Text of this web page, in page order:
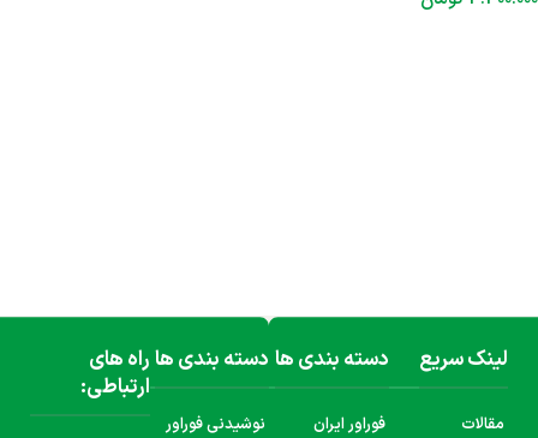
لینک سریع
مقالات
دسته بندی ها
فوراور ایران
دسته بندی ها
نوشیدنی فوراور
راه های
ارتباطی: